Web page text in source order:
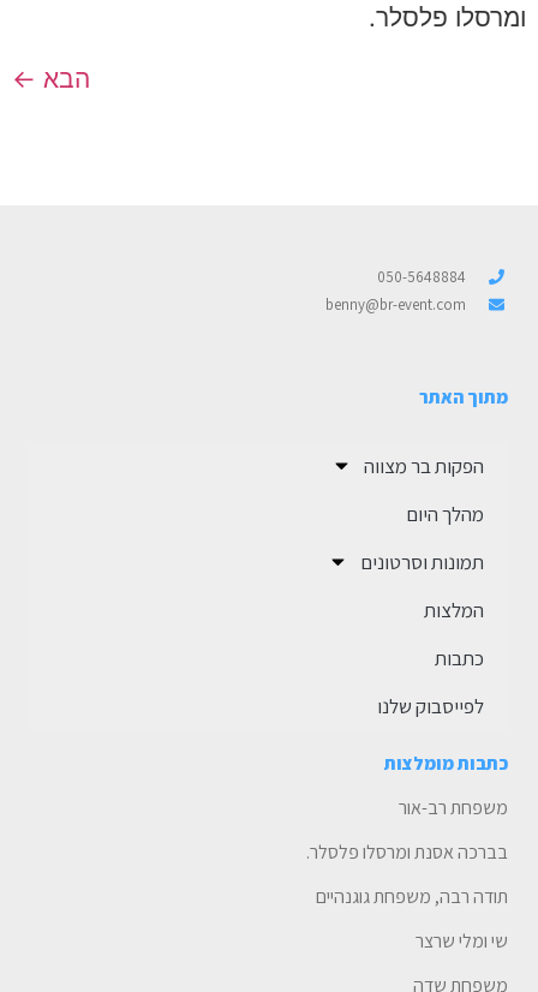
ומרסלו פלסלר.
הבא ←
050-5648884
benny@br-event.com
מתוך האתר
הפקות בר מצווה
מהלך היום
תמונות וסרטונים
המלצות
כתבות
לפייסבוק שלנו
כתבות מומלצות
משפחת רב-אור
בברכה אסנת ומרסלו פלסלר.
תודה רבה, משפחת גוגנהיים
שי ומלי שרצר
משפחת שדה